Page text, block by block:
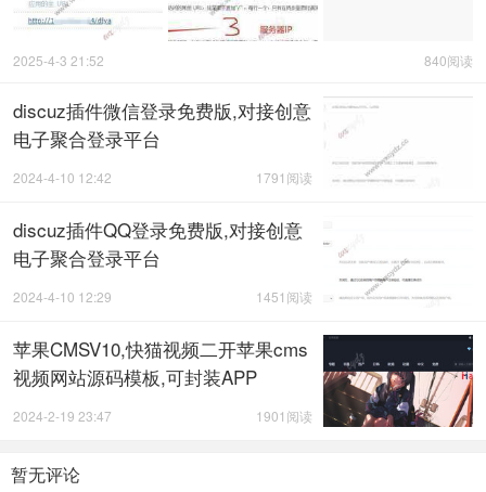
840阅读
2025-4-3 21:52
discuz插件微信登录免费版,对接创意
电子聚合登录平台
1791阅读
2024-4-10 12:42
discuz插件QQ登录免费版,对接创意
电子聚合登录平台
1451阅读
2024-4-10 12:29
苹果CMSV10,快猫视频二开苹果cms
视频网站源码模板,可封装APP
1901阅读
2024-2-19 23:47
暂无评论